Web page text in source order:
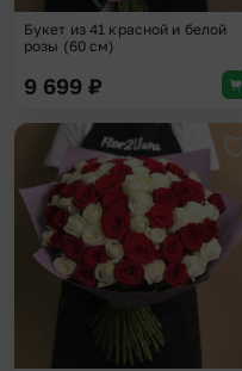
Букет из 41 красной и белой
розы (60 см)
9 699 ₽